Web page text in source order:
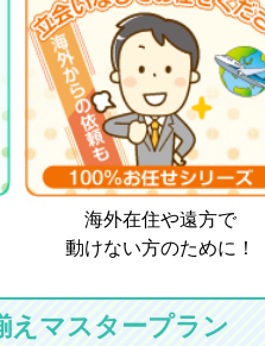
海外在住や遠方で
動けない方のために！
えマスタープラン